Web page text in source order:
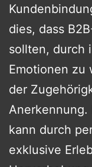
dies, dass
sollten, durch
Emotionen zu
der
Anerkennung.
kann durch
exklusive